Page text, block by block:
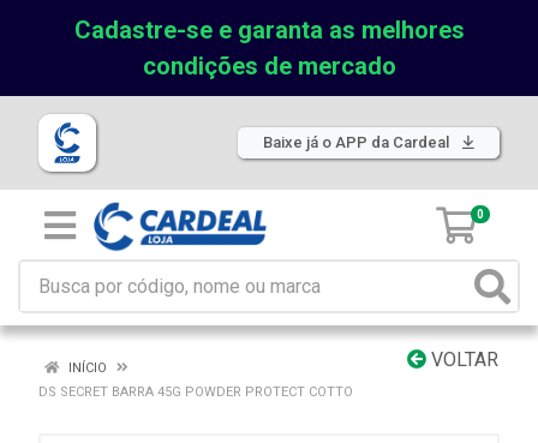
Cadastre-se e garanta as melhores
condições de mercado
Baixe já o APP da Cardeal
0
VOLTAR
INÍCIO
DS SECRET BARRA 45G POWDER PROTECT COTTO